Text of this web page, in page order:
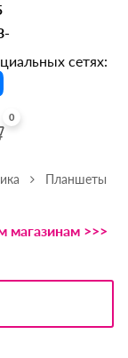
сетях:
0
Планшеты
магазинам >>>